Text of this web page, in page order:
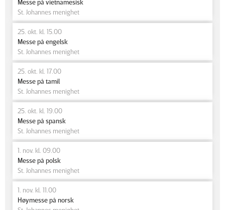
Messe på vietnamesisk
St. Johannes menighet
25. okt. kl. 15.00
Messe på engelsk
St. Johannes menighet
25. okt. kl. 17.00
Messe på tamil
St. Johannes menighet
25. okt. kl. 19.00
Messe på spansk
St. Johannes menighet
1. nov. kl. 09.00
Messe på polsk
St. Johannes menighet
1. nov. kl. 11.00
Høymesse på norsk